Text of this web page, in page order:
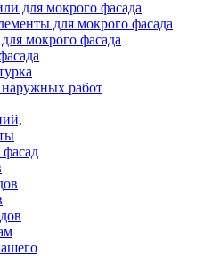
для мокрого фасада
для мокрого фасада
мокрого фасада
работ